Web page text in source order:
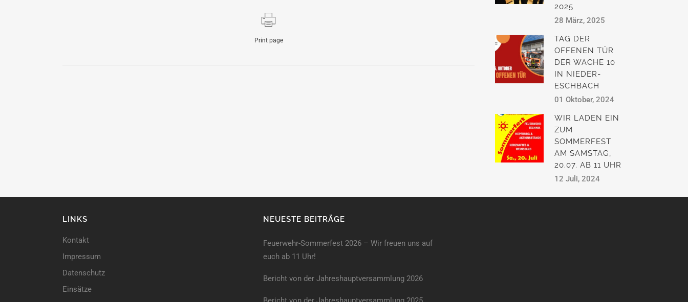
Print page
2025
28 März, 2025
TAG DER
OFFENEN TÜR
DER WACHE 10
IN NIEDER-
ESCHBACH
01 Oktober, 2024
WIR LADEN EIN
ZUM
SOMMERFEST
AM SAMSTAG,
20.07. AB 11 UHR
12 Juli, 2024
LINKS
Kontakt
Impressum
Datenschutz
Einsätze
NEUESTE BEITRÄGE
Feuerwehr-Sommerfest 2026 – Wir freuen uns auf
euch ab 11 Uhr!
Bericht von der Jahreshauptversammlung 2026